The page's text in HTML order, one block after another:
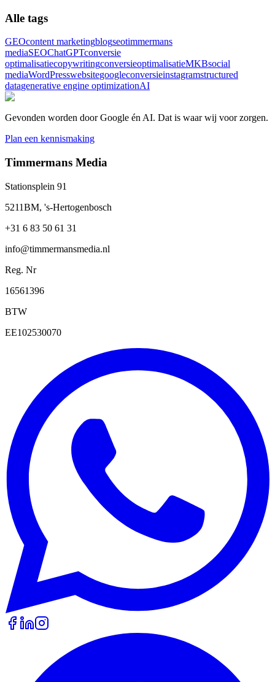
Alle tags
GEOcontent marketingblogseotimmermans
mediaSEOChatGPTconversie
optimalisatiecopywritingconversieoptimalisatieMKBsocial
mediaWordPresswebsitegoogleconversieinstagramstructured
datagenerative engine optimizationAI
Gevonden worden door Google én AI. Dat is waar wij voor zorgen.
Plan een kennismaking
Timmermans Media
Stationsplein 91
5211BM, 's-Hertogenbosch
+31 6 83 50 61 31
info@timmermansmedia.nl
Reg. Nr
16561396
BTW
EE102530070